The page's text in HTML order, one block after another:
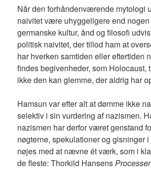
Når den forhåndenværende mytologi
naivitet være uhyggeligere end
germanske kultur, ånd og filosofi
politisk naivitet, der tillod ham at
har hverken samtiden eller eftertiden
findes begivenheder, som
ikke den kan glemme, der aldrig har
Hamsun var efter alt at dømme ikke
selektiv i sin vurdering af nazismen.
nazismen har derfor været genstand
nøgterne, spekulationer og
nøjes med at nævne ét værk, som i
de fleste: Thorkild Hansens